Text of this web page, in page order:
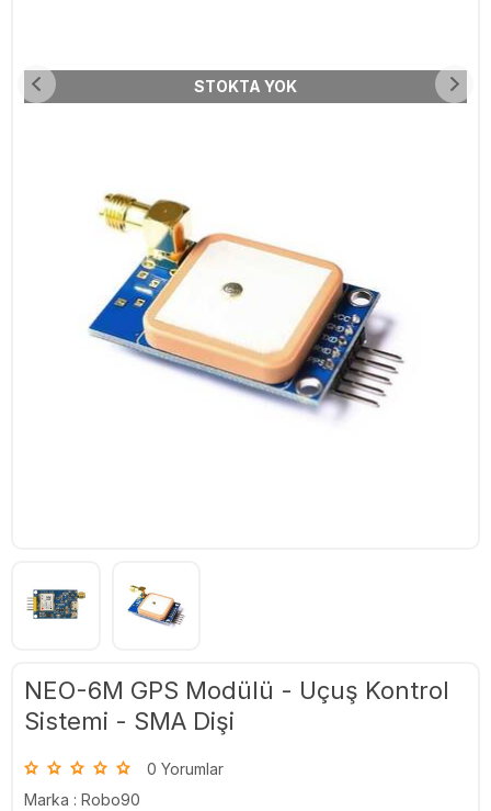
STOKTA YOK
NEO-6M GPS Modülü - Uçuş Kontrol
Sistemi - SMA Dişi
0 Yorumlar
Marka : Robo90